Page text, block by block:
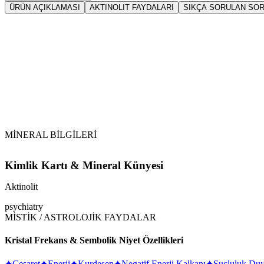
ÜRÜN AÇIKLAMASI
AKTINOLIT FAYDALARI SIKÇA SORULAN
MİNERAL BİLGİLERİ
Kimlik Kartı & Mineral Künyesi
Aktinolit
psychiatry
MİSTİK / ASTROLOJİK FAYDALAR
Kristal Frekans & Sembolik Niyet Özellikleri